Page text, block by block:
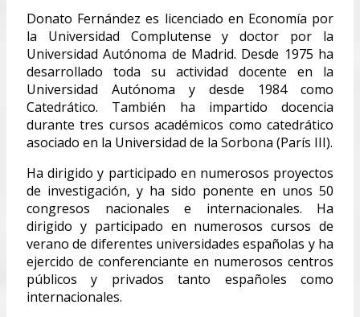
Donato Fernández es licenciado en Economía por
la Universidad Complutense y doctor por la
Universidad Autónoma de Madrid. Desde 1975 ha
desarrollado toda su actividad docente en la
Universidad Autónoma y desde 1984 como
Catedrático. También ha impartido docencia
durante tres cursos académicos como catedrático
asociado en la Universidad de la Sorbona (París III).
Ha dirigido y participado en numerosos proyectos
de investigación, y ha sido ponente en unos 50
congresos nacionales e internacionales. Ha
dirigido y participado en numerosos cursos de
verano de diferentes universidades españolas y ha
ejercido de conferenciante en numerosos centros
públicos y privados tanto españoles como
internacionales.